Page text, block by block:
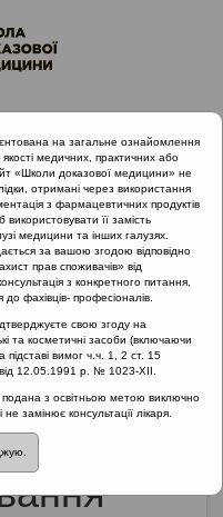
відростка
та шляхи
отит:
та
на загальне ознайомлення
медичних, практичних або
«Школи доказової медицини» не
отримані через використання
з фармацевтичних продуктів
її замість
медицини та інших галузях.
за вашою згодою відповідно
прав споживачів» від
з конкретного питання,
фахівців- професіоналів.
свою згоду на
та косметичні засоби (включаючи
підставі вимог ч.ч. 1, 2 ст. 15
12.05.1991 р. № 1023-XII.
подана з освітньою метою виключно
замінює консультації лікаря.